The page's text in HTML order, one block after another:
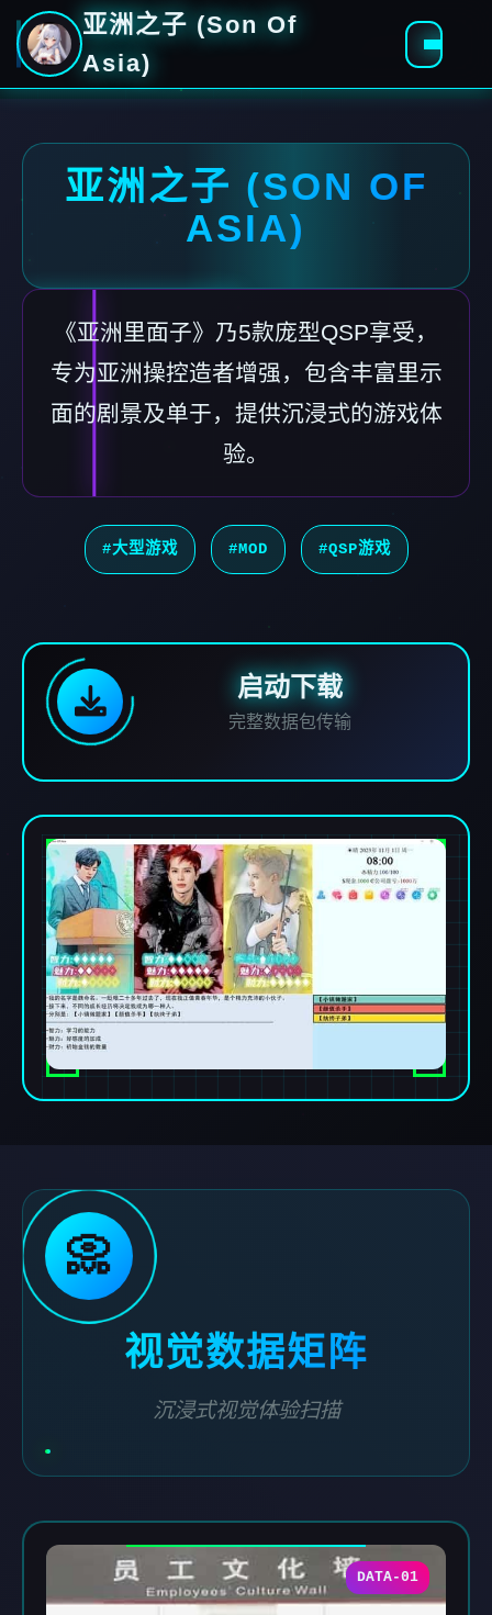
亚洲之子 (Son Of
Asia)
亚洲之子 (SON OF
ASIA)
《亚洲里面子》乃5款庞型QSP享受，
专为亚洲操控造者增强，包含丰富里示
面的剧景及单于，提供沉浸式的游戏体
验。
#大型游戏 #MOD #QSP游戏
启动下载
完整数据包传输
📀
视觉数据矩阵
沉浸式视觉体验扫描
DATA-01